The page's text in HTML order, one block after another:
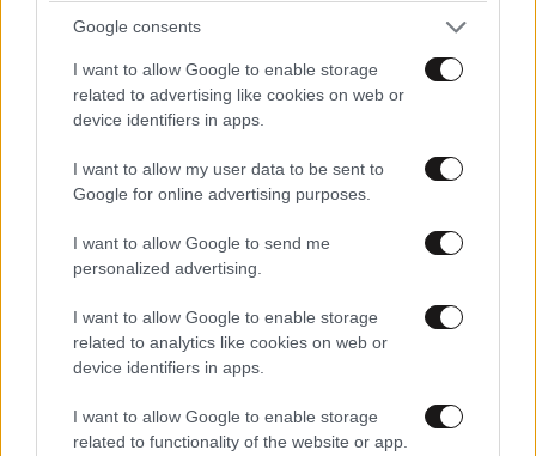
Google consents
I want to allow Google to enable storage
related to advertising like cookies on web or
device identifiers in apps.
I want to allow my user data to be sent to
Google for online advertising purposes.
I want to allow Google to send me
personalized advertising.
I want to allow Google to enable storage
related to analytics like cookies on web or
device identifiers in apps.
I want to allow Google to enable storage
related to functionality of the website or app.
Αναστασία Ισαάκ: «Πριν καν γεννηθώ, μου
στέρησαν την αγκαλιά του πατέρα μου» – Ρίγη